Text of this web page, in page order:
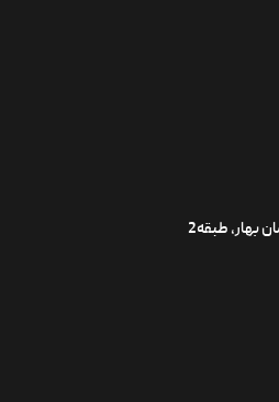
بهار، طبقه2